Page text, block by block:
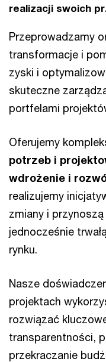
realizacji swoich
Przeprowadzamy
transformacje i
zyski i
skuteczne
portfelami
Oferujemy
potrzeb i
wdrożenie i
realizujemy
zmiany i
jednocześnie
rynku.
Nasze
projektach
rozwiązać
transparentności,
przekraczanie